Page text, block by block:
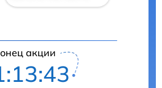
акции